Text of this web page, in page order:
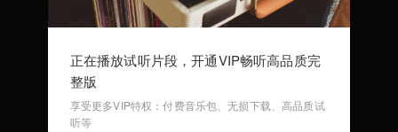
正在播放试听片段，开通VIP畅听高品质完
整版
享受更多VIP特权：付费音乐包、无损下载、高品质试
听等